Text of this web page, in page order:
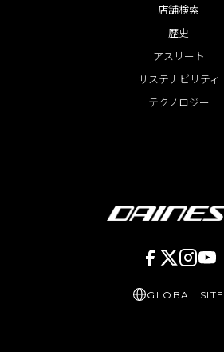
店舗検索
歴史
アスリート
サステナビリティ
テクノロジー
GLOBAL SITE